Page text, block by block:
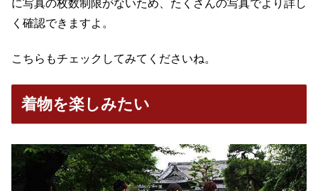
に写真の枚数制限がないため、たくさんの写真でより詳し
く確認できますよ。
こちらもチェックしてみてくださいね。
着物を楽しみたい